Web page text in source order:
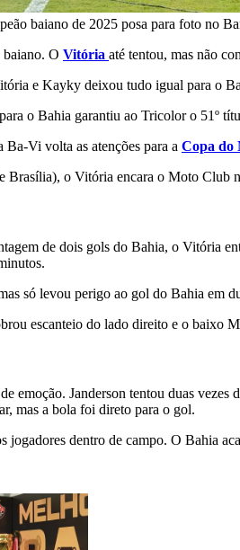
baiano de 2025 posa para foto no
baiano. O Vitória até tentou, mas não
e Kayky deixou tudo igual para o
o Bahia garantiu ao Tricolor o 51º
Ba-Vi volta as atenções para a Copa do
Brasília), o Vitória encara o Moto Club
de dois gols do Bahia, o Vitória
só levou perigo ao gol do Bahia em
escanteio do lado direito e o baixo
emoção. Janderson tentou duas
mas a bola foi direto para o gol.
jogadores dentro de campo. O Bahia